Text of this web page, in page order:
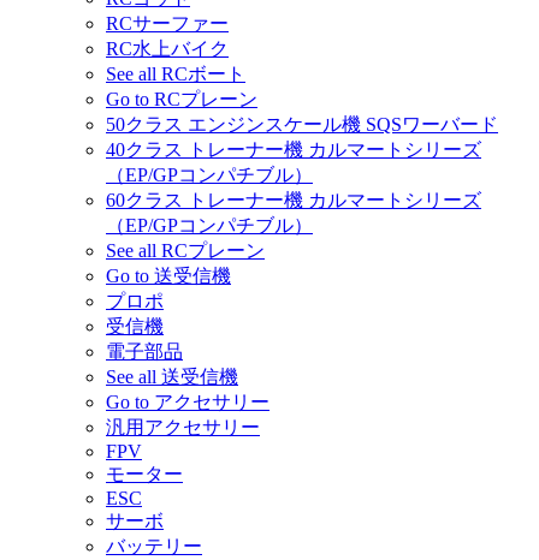
RCサーファー
RC水上バイク
See all RCボート
Go to RCプレーン
50クラス エンジンスケール機 SQSワーバード
40クラス トレーナー機 カルマートシリーズ
（EP/GPコンパチブル）
60クラス トレーナー機 カルマートシリーズ
（EP/GPコンパチブル）
See all RCプレーン
Go to 送受信機
プロポ
受信機
電子部品
See all 送受信機
Go to アクセサリー
汎用アクセサリー
FPV
モーター
ESC
サーボ
バッテリー